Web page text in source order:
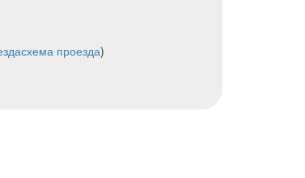
схема проезда)